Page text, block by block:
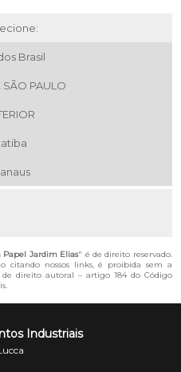
Brasil
SÃO PAULO
Papel Jardim Elias" é de direito reservado.
citando nossos links, é proibida sem a
direito autoral – artigo 184 do Código
.
Industriais